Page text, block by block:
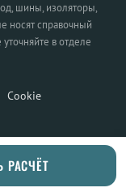
шины, изоляторы,
носят справочный
в отделе
Cookie
РАСЧЁТ